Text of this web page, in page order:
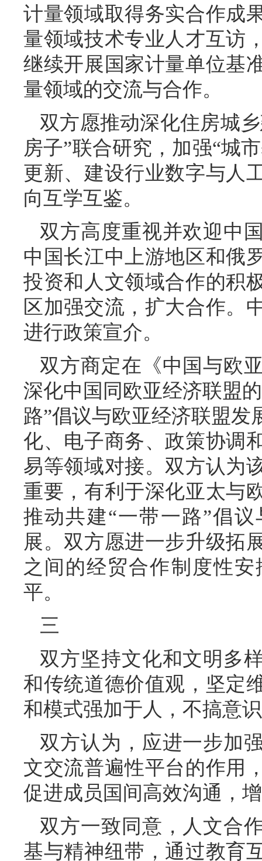
计量领域取得务实合作成
量领域技术专业人才互访
继续开展国家计量单位基
量领域的交流与合作。
双方愿推动深化住房城
房子”联合研究，加强“城
更新、建设行业数字与人
向互学互鉴。
双方高度重视并欢迎中
中国长江中上游地区和俄
投资和人文领域合作的积
区加强交流，扩大合作。
进行政策宣介。
双方商定在《中国与欧
深化中国同欧亚经济联盟
路”倡议与欧亚经济联盟
化、电子商务、政策协调
易等领域对接。双方认为
重要，有利于深化亚太与
推动共建“一带一路”倡
展。双方愿进一步升级拓
之间的经贸合作制度性
平。
三
双方坚持文化和文明多
和传统道德价值观，坚定
和模式强加于人，不搞意
双方认为，应进一步加
文交流普遍性平台的作用
促进成员国间高效沟通，
双方一致同意，人文合
基与精神纽带，通过教育